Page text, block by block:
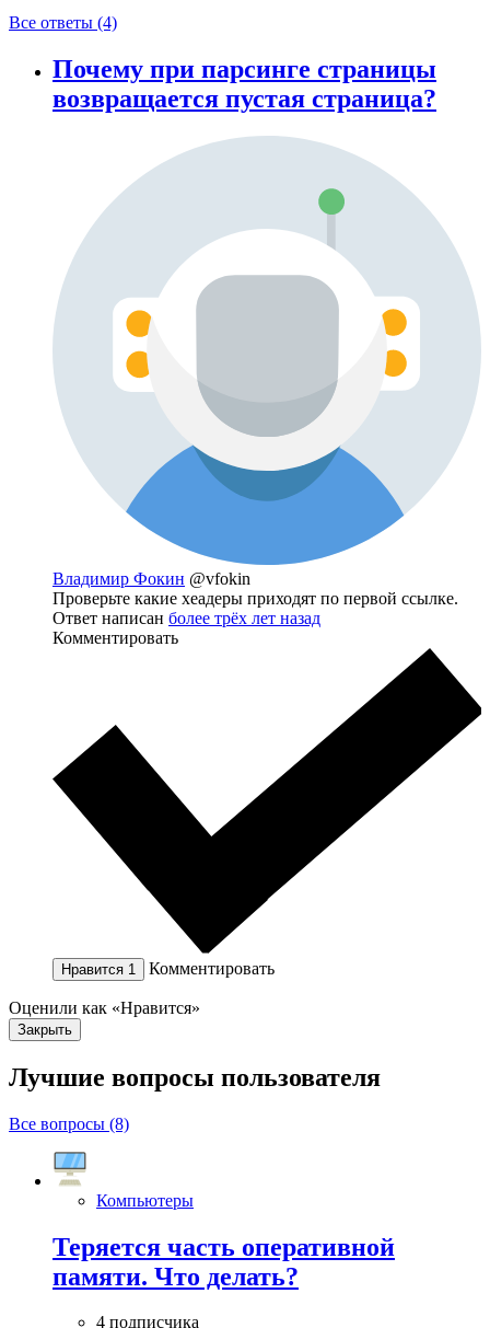
Все ответы (4)
Почему при парсинге страницы
возвращается пустая страница?
Владимир Фокин @vfokin
Проверьте какие хеадеры приходят по первой ссылке.
Ответ написан более трёх лет назад
Комментировать
Нравится 1 Комментировать
Оценили как «Нравится»
Закрыть
Лучшие вопросы пользователя
Все вопросы (8)
Компьютеры
Теряется часть оперативной
памяти. Что делать?
4 подписчика